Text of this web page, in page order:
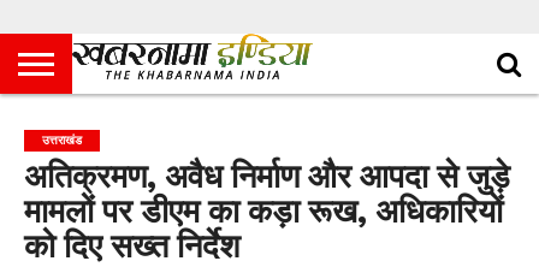
उत्तराखंड
अतिक्रमण, अवैध निर्माण और आपदा से जुड़े
मामलों पर डीएम का कड़ा रूख, अधिकारियों
को दिए सख्त निर्देश